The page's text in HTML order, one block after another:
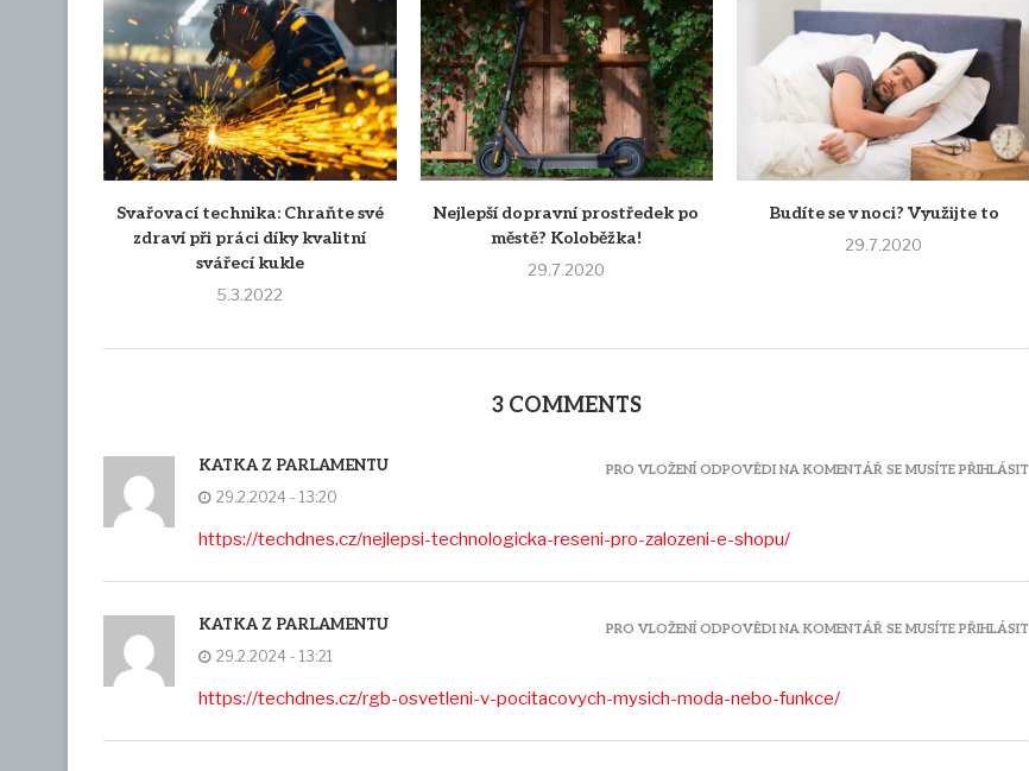
Svařovací technika: Chraňte své
zdraví při práci díky kvalitní
svářecí kukle
5.3.2022
Nejlepší dopravní prostředek po
městě? Koloběžka!
29.7.2020
Budíte se v noci? Využijte to
29.7.2020
3 COMMENTS
KATKA Z PARLAMENTU
29.2.2024 - 13:20
https://techdnes.cz/nejlepsi-technologicka-reseni-pro-zalozeni-e-shopu/
PRO VLOŽENÍ ODPOVĚDI NA KOMENTÁŘ SE MUSÍTE PŘIHLÁSIT
KATKA Z PARLAMENTU
29.2.2024 - 13:21
https://techdnes.cz/rgb-osvetleni-v-pocitacovych-mysich-moda-nebo-funkce/
PRO VLOŽENÍ ODPOVĚDI NA KOMENTÁŘ SE MUSÍTE PŘIHLÁSIT